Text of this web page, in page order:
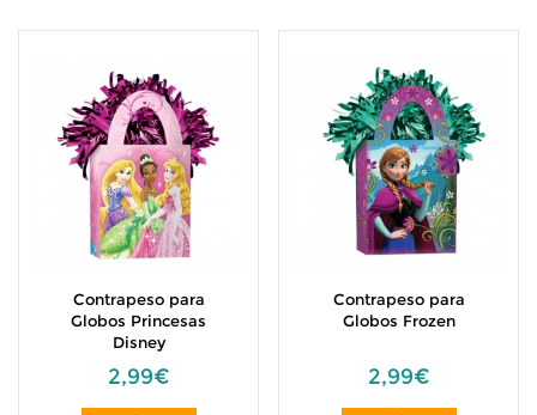
Contrapeso para
Globos Princesas
Disney
2,99€
Contrapeso para
Globos Frozen
2,99€